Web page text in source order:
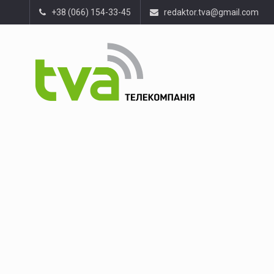
+38 (066) 154-33-45 redaktor.tva@gmail.com